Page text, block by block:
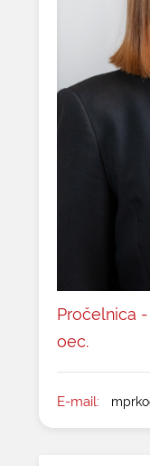
Pročelnica
oec.
E-mail: